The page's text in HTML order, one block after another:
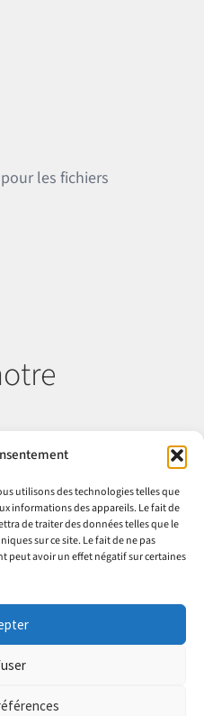
utilisons des technologies telles que
informations des appareils. Le fait de
de traiter des données telles que le
sur ce site. Le fait de ne pas
peut avoir un effet négatif sur certaines
les fichiers